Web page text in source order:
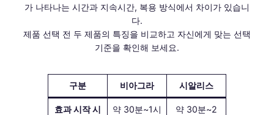
가 나타나는 시간과 지속시간, 복용 방식에서 차이가 있습니
다.
제품 선택 전 두 제품의 특징을 비교하고 자신에게 맞는 선택
기준을 확인해 보세요.
구분 비아그라 시알리스
효과 시작 시
약 30분~1시
약 30분~2